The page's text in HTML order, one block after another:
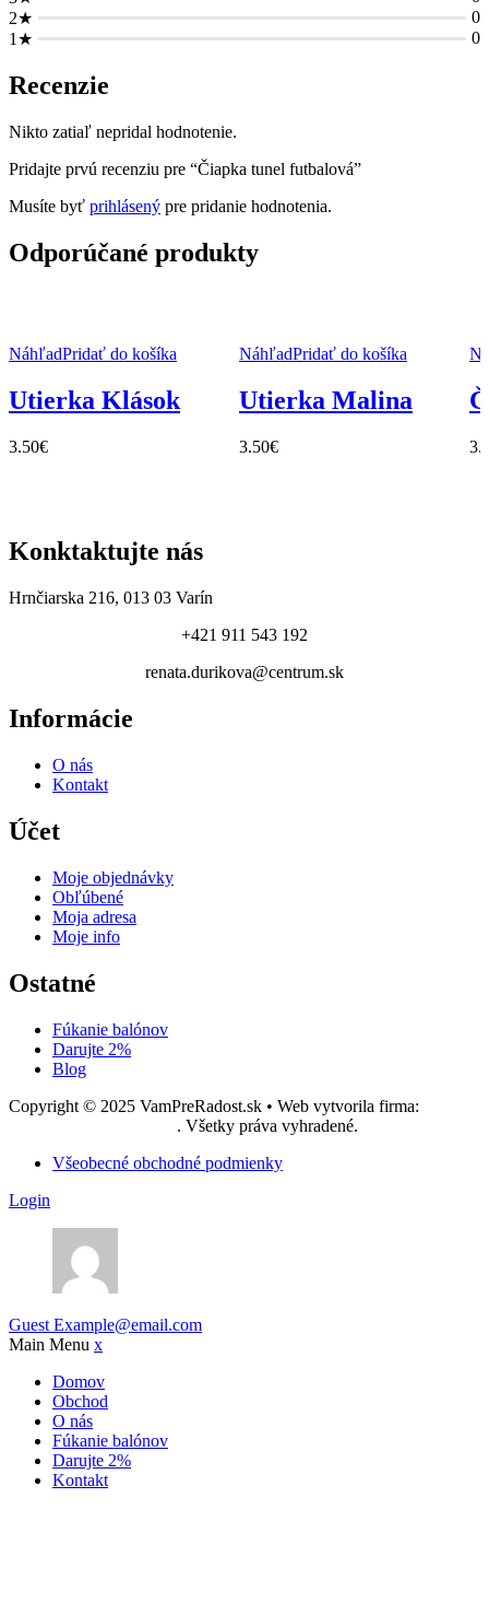
2★
0
1★
0
Recenzie
Nikto zatiaľ nepridal hodnotenie.
Pridajte prvú recenziu pre “Čiapka tunel futbalová”
Musíte byť prihlásený pre pridanie hodnotenia.
Odporúčané produkty
NáhľadPridať do košíka
Utierka Klások
3.50€
NáhľadPridať do košíka
Utierka Malina
3.50€
Konktaktujte nás
Hrnčiarska 216, 013 03 Varín
+421 911 543 192
renata.durikova@centrum.sk
Informácie
O nás
Kontakt
Účet
Moje objednávky
Obľúbené
Moja adresa
Moje info
Ostatné
Fúkanie balónov
Darujte 2%
Blog
Copyright © 2025 VamPreRadost.sk • Web vytvorila firma:
. Všetky práva vyhradené.
Všeobecné obchodné podmienky
Login
Guest Example@email.com
Main Menu x
Domov
Obchod
O nás
Fúkanie balónov
Darujte 2%
Kontakt